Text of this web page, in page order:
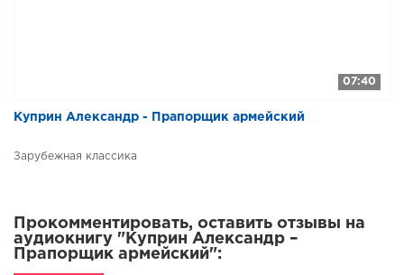
07:40
Куприн Александр - Прапорщик армейский
Зарубежная классика
Прокомментировать, оставить отзывы на
аудиокнигу "Куприн Александр –
Прапорщик армейский":